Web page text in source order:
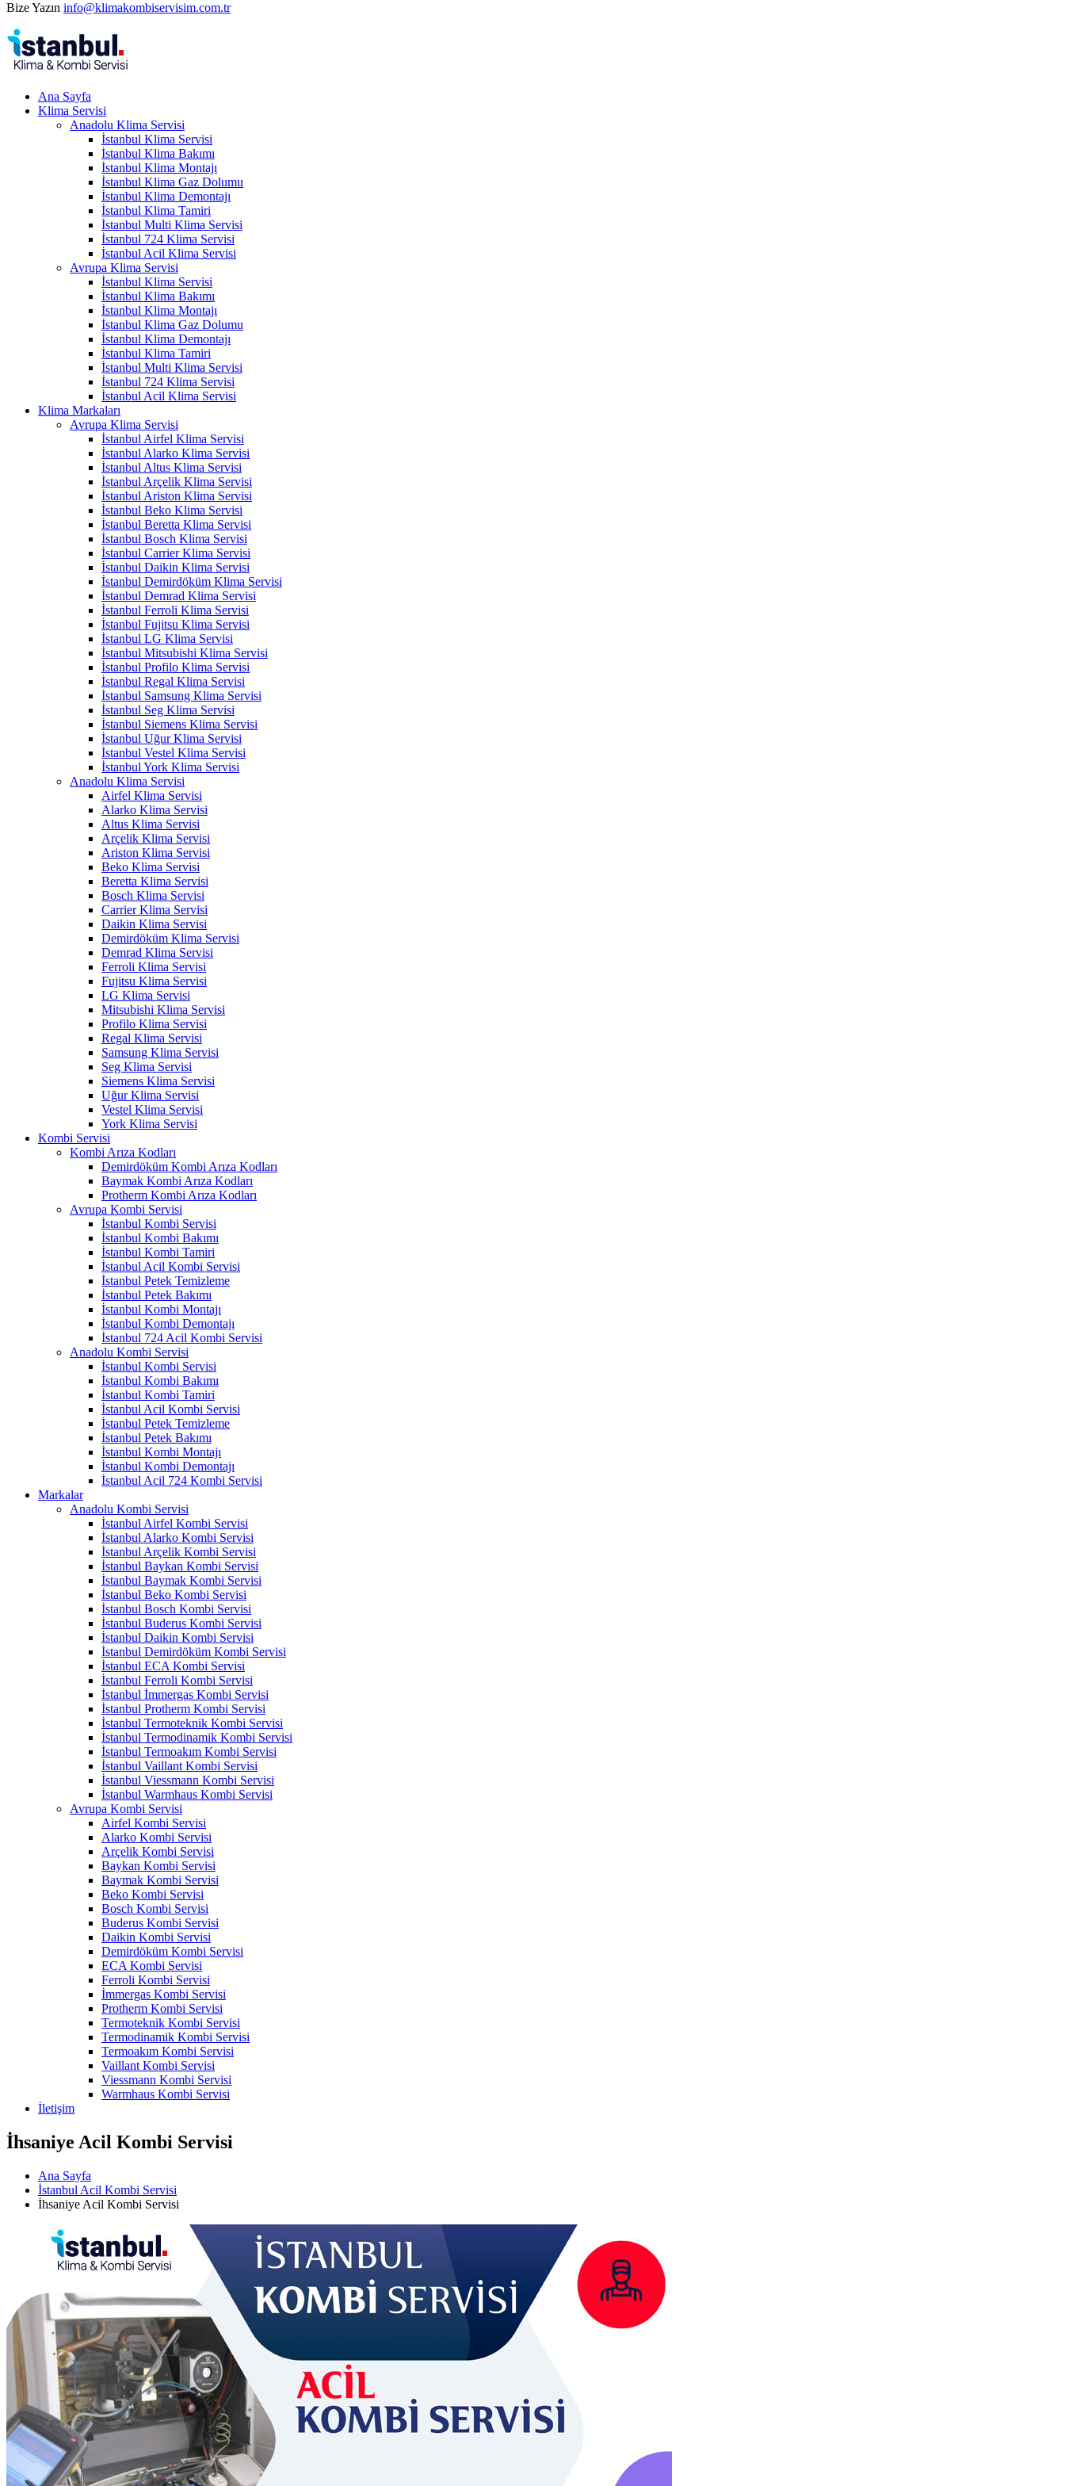
Bize Yazın info@klimakombiservisim.com.tr
Ana Sayfa
Klima Servisi
Anadolu Klima Servisi
İstanbul Klima Servisi
İstanbul Klima Bakımı
İstanbul Klima Montajı
İstanbul Klima Gaz Dolumu
İstanbul Klima Demontajı
İstanbul Klima Tamiri
İstanbul Multi Klima Servisi
İstanbul 724 Klima Servisi
İstanbul Acil Klima Servisi
Avrupa Klima Servisi
İstanbul Klima Servisi
İstanbul Klima Bakımı
İstanbul Klima Montajı
İstanbul Klima Gaz Dolumu
İstanbul Klima Demontajı
İstanbul Klima Tamiri
İstanbul Multi Klima Servisi
İstanbul 724 Klima Servisi
İstanbul Acil Klima Servisi
Klima Markaları
Avrupa Klima Servisi
İstanbul Airfel Klima Servisi
İstanbul Alarko Klima Servisi
İstanbul Altus Klima Servisi
İstanbul Arçelik Klima Servisi
İstanbul Ariston Klima Servisi
İstanbul Beko Klima Servisi
İstanbul Beretta Klima Servisi
İstanbul Bosch Klima Servisi
İstanbul Carrier Klima Servisi
İstanbul Daikin Klima Servisi
İstanbul Demirdöküm Klima Servisi
İstanbul Demrad Klima Servisi
İstanbul Ferroli Klima Servisi
İstanbul Fujitsu Klima Servisi
İstanbul LG Klima Servisi
İstanbul Mitsubishi Klima Servisi
İstanbul Profilo Klima Servisi
İstanbul Regal Klima Servisi
İstanbul Samsung Klima Servisi
İstanbul Seg Klima Servisi
İstanbul Siemens Klima Servisi
İstanbul Uğur Klima Servisi
İstanbul Vestel Klima Servisi
İstanbul York Klima Servisi
Anadolu Klima Servisi
Airfel Klima Servisi
Alarko Klima Servisi
Altus Klima Servisi
Arçelik Klima Servisi
Ariston Klima Servisi
Beko Klima Servisi
Beretta Klima Servisi
Bosch Klima Servisi
Carrier Klima Servisi
Daikin Klima Servisi
Demirdöküm Klima Servisi
Demrad Klima Servisi
Ferroli Klima Servisi
Fujitsu Klima Servisi
LG Klima Servisi
Mitsubishi Klima Servisi
Profilo Klima Servisi
Regal Klima Servisi
Samsung Klima Servisi
Seg Klima Servisi
Siemens Klima Servisi
Uğur Klima Servisi
Vestel Klima Servisi
York Klima Servisi
Kombi Servisi
Kombi Arıza Kodları
Demirdöküm Kombi Arıza Kodları
Baymak Kombi Arıza Kodları
Protherm Kombi Arıza Kodları
Avrupa Kombi Servisi
İstanbul Kombi Servisi
İstanbul Kombi Bakımı
İstanbul Kombi Tamiri
İstanbul Acil Kombi Servisi
İstanbul Petek Temizleme
İstanbul Petek Bakımı
İstanbul Kombi Montajı
İstanbul Kombi Demontajı
İstanbul 724 Acil Kombi Servisi
Anadolu Kombi Servisi
İstanbul Kombi Servisi
İstanbul Kombi Bakımı
İstanbul Kombi Tamiri
İstanbul Acil Kombi Servisi
İstanbul Petek Temizleme
İstanbul Petek Bakımı
İstanbul Kombi Montajı
İstanbul Kombi Demontajı
İstanbul Acil 724 Kombi Servisi
Markalar
Anadolu Kombi Servisi
İstanbul Airfel Kombi Servisi
İstanbul Alarko Kombi Servisi
İstanbul Arçelik Kombi Servisi
İstanbul Baykan Kombi Servisi
İstanbul Baymak Kombi Servisi
İstanbul Beko Kombi Servisi
İstanbul Bosch Kombi Servisi
İstanbul Buderus Kombi Servisi
İstanbul Daikin Kombi Servisi
İstanbul Demirdöküm Kombi Servisi
İstanbul ECA Kombi Servisi
İstanbul Ferroli Kombi Servisi
İstanbul İmmergas Kombi Servisi
İstanbul Protherm Kombi Servisi
İstanbul Termoteknik Kombi Servisi
İstanbul Termodinamik Kombi Servisi
İstanbul Termoakım Kombi Servisi
İstanbul Vaillant Kombi Servisi
İstanbul Viessmann Kombi Servisi
İstanbul Warmhaus Kombi Servisi
Avrupa Kombi Servisi
Airfel Kombi Servisi
Alarko Kombi Servisi
Arçelik Kombi Servisi
Baykan Kombi Servisi
Baymak Kombi Servisi
Beko Kombi Servisi
Bosch Kombi Servisi
Buderus Kombi Servisi
Daikin Kombi Servisi
Demirdöküm Kombi Servisi
ECA Kombi Servisi
Ferroli Kombi Servisi
İmmergas Kombi Servisi
Protherm Kombi Servisi
Termoteknik Kombi Servisi
Termodinamik Kombi Servisi
Termoakım Kombi Servisi
Vaillant Kombi Servisi
Viessmann Kombi Servisi
Warmhaus Kombi Servisi
İletişim
İhsaniye Acil Kombi Servisi
Ana Sayfa
İstanbul Acil Kombi Servisi
İhsaniye Acil Kombi Servisi